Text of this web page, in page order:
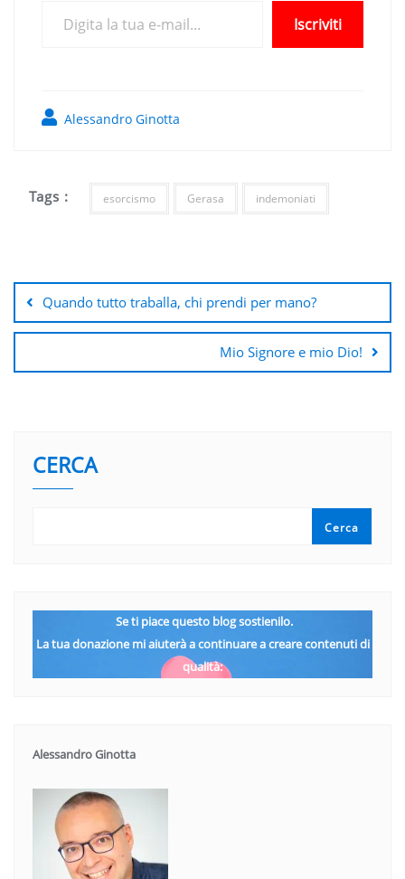
Iscriviti
Alessandro Ginotta
Tags : esorcismo Gerasa indemoniati
articoli
Quando tutto traballa, chi prendi per mano?
Mio Signore e mio Dio!
CERCA
Cerca
Se ti piace questo blog sostienilo.
La tua donazione mi aiuterà a continuare a creare contenuti di
qualità:
Alessandro Ginotta